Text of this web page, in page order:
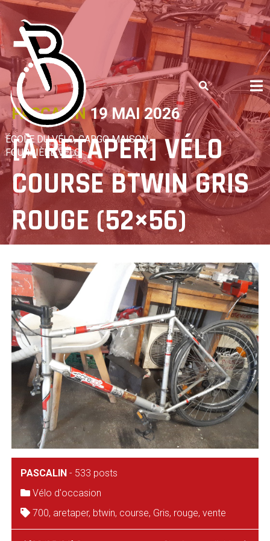
Skip
to
content
ÉCOLE DU VÉLO, CARGO MAISON,
FOURRIÈRE VÉLO
PASCALIN 19 MAI 2026
[À RETAPER] VÉLO
COURSE BTWIN GRIS
ROUGE (52×56)
PASCALIN- 533 posts
Vélo d'occasion
700, aretaper, btwin, course, Gris, rouge, vente